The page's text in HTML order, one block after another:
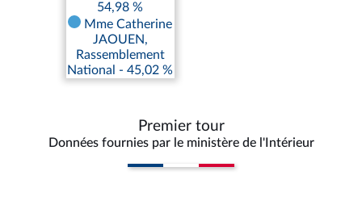
54,98 %
Mme Catherine
JAOUEN,
Rassemblement
National - 45,02 %
Premier tour
Données fournies par le ministère de l'Intérieur